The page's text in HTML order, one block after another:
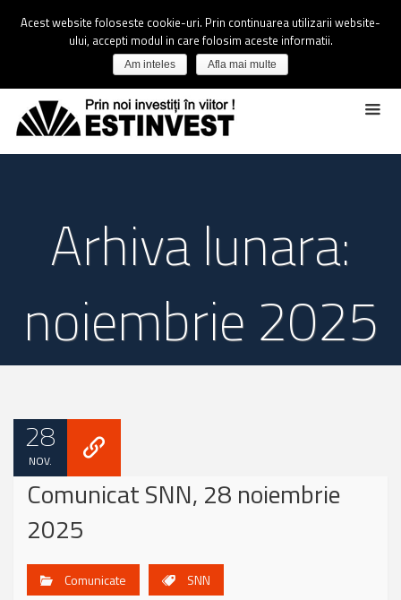
Arhiva lunara:
noiembrie 2025
28
NOV.
Comunicat SNN, 28 noiembrie
2025
Comunicate SNN
Acest website foloseste cookie-uri. Prin continuarea utilizarii website-
ului, accepti modul in care folosim aceste informatii.
Am inteles Afla mai multe